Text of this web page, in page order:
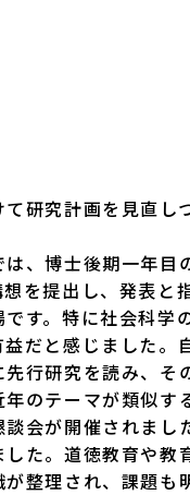
学大学院
士
卓
研究計画を見直し
、博士後期一年
を提出し、発表
す。特に社会科
だと感じました
行研究を読み、
のテーマが類似
会が開催されま
た。道徳教育や
整理され、課題も